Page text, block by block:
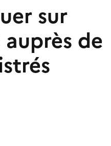
sur
de
le presse-papier